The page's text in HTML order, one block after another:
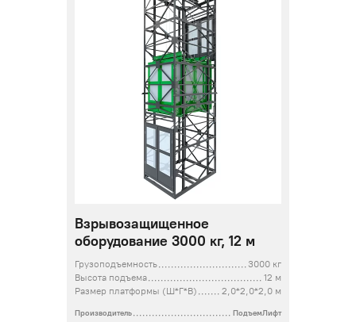
Взрывозащищенное
оборудование 3000 кг, 12 м
Грузоподъемность
3000 кг
Высота подъема
12 м
Размер платформы (Ш*Г*В)
2,0*2,0*2,0 м
Производитель ПодъемЛифт